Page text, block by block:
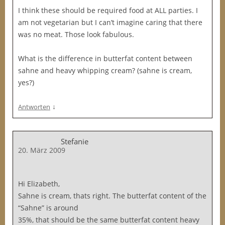
I think these should be required food at ALL parties. I
am not vegetarian but I can’t imagine caring that there
was no meat. Those look fabulous.
What is the difference in butterfat content between
sahne and heavy whipping cream? (sahne is cream,
yes?)
Antworten ↓
Stefanie
20. März 2009
Hi Elizabeth,
Sahne is cream, thats right. The butterfat content of the
“Sahne” is around
35%, that should be the same butterfat content heavy